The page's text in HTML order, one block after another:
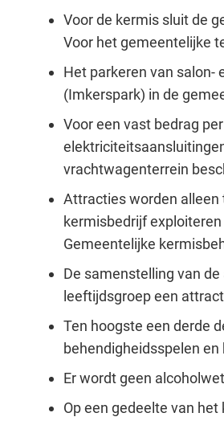
Voor de kermis sluit de
Voor het gemeentelijke
Het parkeren van salon-
(Imkerspark) in de
Voor een vast bedrag
vrachtwagenterrein
Attracties worden alleen
kermisbedrijf
Gemeentelijke
De samenstelling van
leeftijdsgroep een
Ten hoogste een derde
behendigheidsspelen
Er wordt geen
Op een gedeelte van